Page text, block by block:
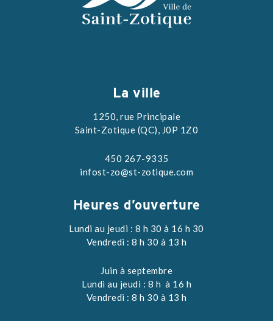
La ville
1250, rue Principale
Saint-Zotique (QC), J0P 1Z0
450 267-9335
infost-zo@st-zotique.com
Heures d’ouverture
Lundi au jeudi : 8 h 30 à 16 h 30
Vendredi : 8 h 30 à 13 h
Juin à septembre
Lundi au jeudi : 8 h à 16 h
Vendredi : 8 h 30 à 13 h